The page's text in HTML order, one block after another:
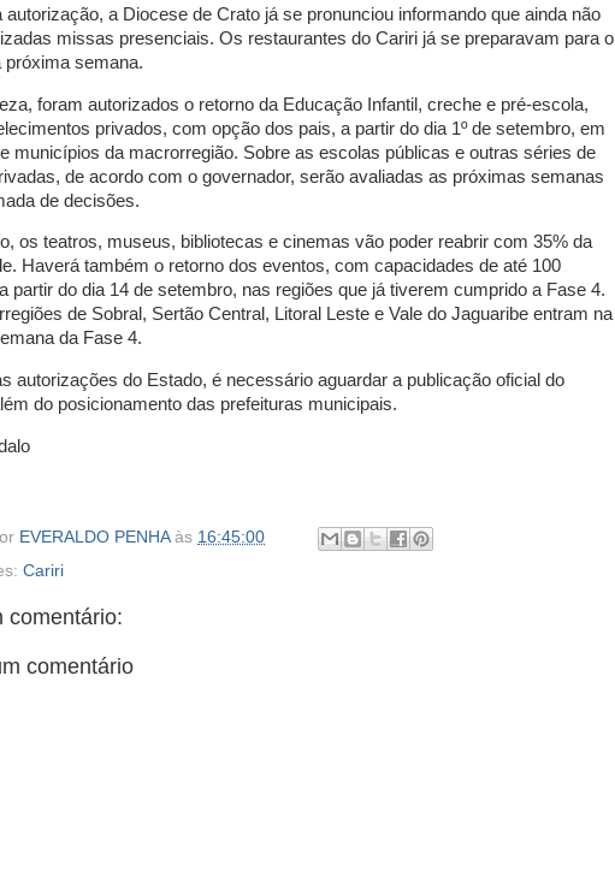
autorização, a Diocese de Crato já se pronunciou informando que ainda não
missas presenciais. Os restaurantes do Cariri já se preparavam para o
próxima semana.
foram autorizados o retorno da Educação Infantil, creche e pré-escola,
privados, com opção dos pais, a partir do dia 1º de setembro, em
municípios da macrorregião. Sobre as escolas públicas e outras séries de
de acordo com o governador, serão avaliadas as próximas semanas
de decisões.
os teatros, museus, bibliotecas e cinemas vão poder reabrir com 35% da
Haverá também o retorno dos eventos, com capacidades de até 100
partir do dia 14 de setembro, nas regiões que já tiverem cumprido a Fase 4.
de Sobral, Sertão Central, Litoral Leste e Vale do Jaguaribe entram na
da Fase 4.
autorizações do Estado, é necessário aguardar a publicação oficial do
do posicionamento das prefeituras municipais.
EVERALDO PENHA às 16:45:00
Cariri
comentário:
comentário